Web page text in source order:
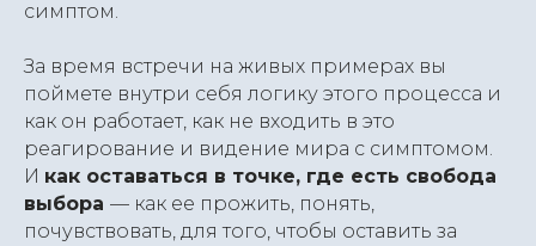
симптом.
За время встречи на живых примерах вы
поймете внутри себя логику этого процесса и
как он работает, как не входить в это
реагирование и видение мира с симптомом.
И как оставаться в точке, где есть свобода
выбора — как ее прожить, понять,
почувствовать, для того, чтобы оставить за